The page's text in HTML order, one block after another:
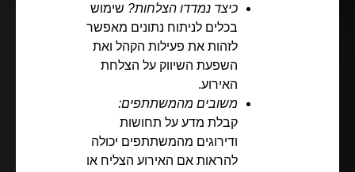
כיצד נמדדו הצלחות? שימוש
בכלים לניתוח נתונים מאפשר
לזהות את פעילות הקהל ואת
השפעת השיווק על הצלחת
האירוע.
משובים מהמשתתפים:
קבלת מדע על תחושות
ודירוגים מהמשתתפים יכולה
להראות אם האירוע הצליח או